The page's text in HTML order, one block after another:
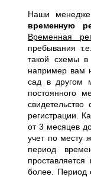
Наши
временную
Временная
пребывания
такой схемы
например вам
сад в другом
постоянного
регистрации.
от 3 месяцев
учет по месту
период
более. Период